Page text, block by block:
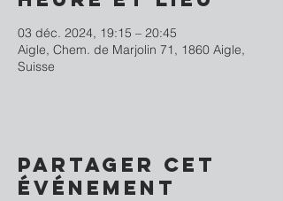
03 déc. 2024, 19:15 – 20:45
Aigle, Chem. de Marjolin 71, 1860 Aigle,
Suisse
Partager cet
événement